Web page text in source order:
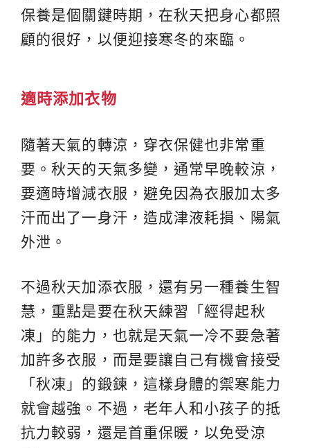
保養是個關鍵時期，在秋天把身心都照
顧的很好，以便迎接寒冬的來臨。
適時添加衣物
隨著天氣的轉涼，穿衣保健也非常重
要。秋天的天氣多變，通常早晚較涼，
要適時增減衣服，避免因為衣服加太多
汗而出了一身汗，造成津液耗損、陽氣
外泄。
不過秋天加添衣服，還有另一種養生智
慧，重點是要在秋天練習「經得起秋
凍」的能力，也就是天氣一冷不要急著
加許多衣服，而是要讓自己有機會接受
「秋凍」的鍛鍊，這樣身體的禦寒能力
就會越強。不過，老年人和小孩子的抵
抗力較弱，還是首重保暖，以免受涼